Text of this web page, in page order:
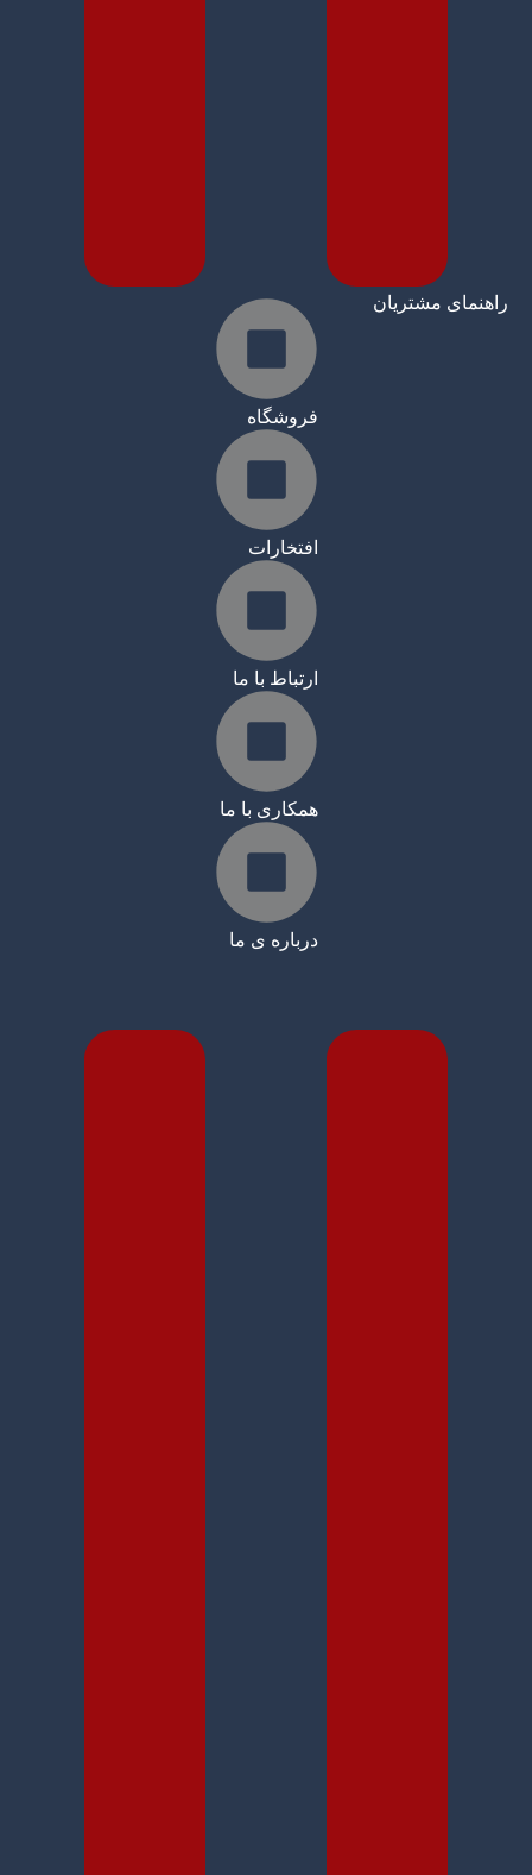
راهنمای مشتریان
فروشگاه
افتخارات
ارتباط با ما
همکاری با ما
درباره ی ما